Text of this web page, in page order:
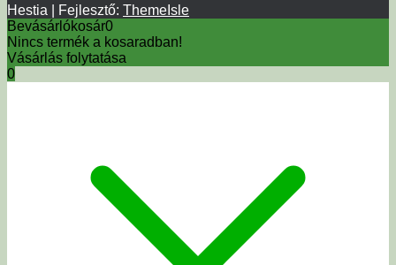
Hestia | Fejlesztő: ThemeIsle
Bevásárlókosár0
Nincs termék a kosaradban!
Vásárlás folytatása
0